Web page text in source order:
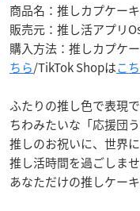
商品名：推しカプケー
販売元：推し活アプリ
購入方法：推しカプケ
ちら/TikTok Shopはこ
ふたりの推し色で表現
ちわみたいな「応援団
推しのお祝いに、世界
推し活時間を過ごしま
あなただけの推しケー